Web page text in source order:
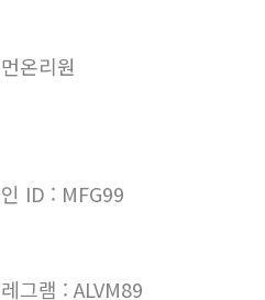
온리원
ID : MFG99
그램 : ALVM89